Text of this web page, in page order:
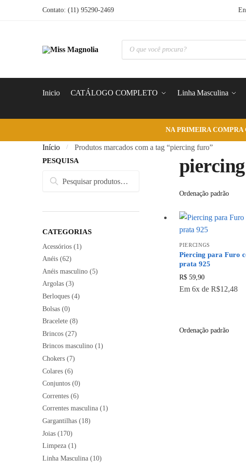
Contato: (11) 95290-2469
Pesquisar
produtos
Inicio CATÁLOGO COMPLETO Linha Masculina
NA PRIMEIRA COMPRA
Início / Produtos marcados com a tag “piercing furo”
PIERCINGS
Piercing para Furo
prata 925
R$59,90
Em 6xde R$12,48
PESQUISA
Pesquisar
Pesquisar
CATEGORIAS
Acessórios (1)
Anéis (62)
Anéis masculino (5)
Argolas (3)
Berloques (4)
Bolsas (0)
Bracelete (8)
Brincos (27)
Brincos masculino (1)
Chokers (7)
Colares (6)
Conjuntos (0)
Correntes (6)
Correntes masculina (1)
Gargantilhas (18)
Joias (170)
Limpeza (1)
Linha Masculina (10)